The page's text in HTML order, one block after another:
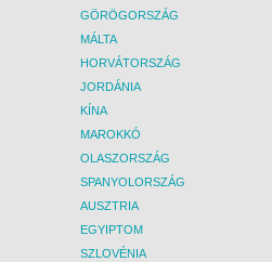
GÖRÖGORSZÁG
MÁLTA
HORVÁTORSZÁG
JORDÁNIA
KÍNA
MAROKKÓ
OLASZORSZÁG
SPANYOLORSZÁG
AUSZTRIA
EGYIPTOM
SZLOVÉNIA